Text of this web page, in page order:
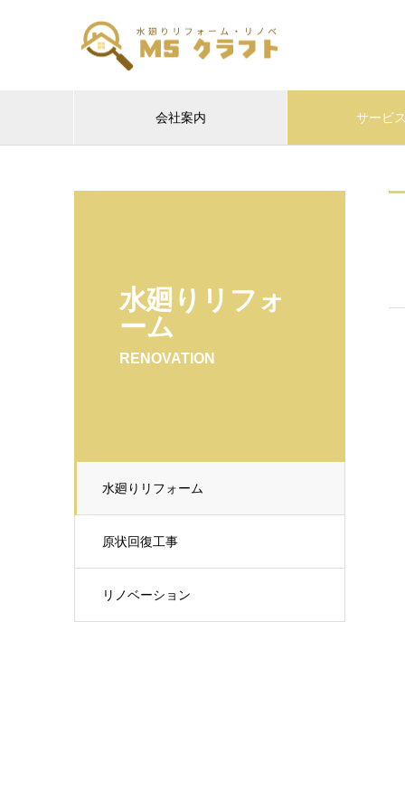
会社案内 サービ
水廻りリフォ
ーム
RENOVATION
水廻りリフォーム
原状回復工事
リノベーション